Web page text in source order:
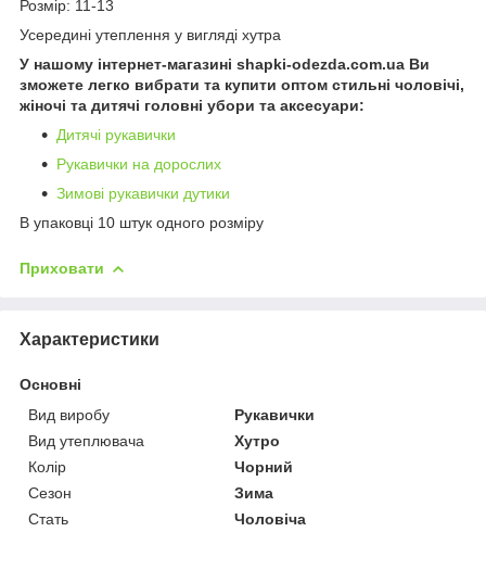
Розмір: 11-13
Усередині утеплення у вигляді хутра
У нашому інтернет-магазині shapki-odezda.com.ua Ви
зможете легко вибрати та купити оптом стильні чоловічі,
жіночі та дитячі головні убори та аксесуари:
Дитячі рукавички
Рукавички на дорослих
Зимові рукавички дутики
В упаковці 10 штук одного розміру
Приховати
Характеристики
Основні
Вид виробу
Рукавички
Вид утеплювача
Хутро
Колір
Чорний
Сезон
Зима
Стать
Чоловіча